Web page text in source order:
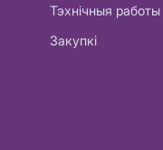
Тэхнічныя работы
Закупкі